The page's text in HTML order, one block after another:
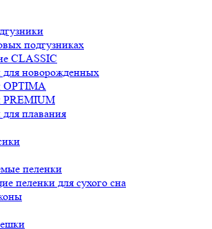
подгузниках
CLASSIC
для новорожденных
OPTIMA
PREMIUM
плавания
пеленки
пеленки для сухого сна